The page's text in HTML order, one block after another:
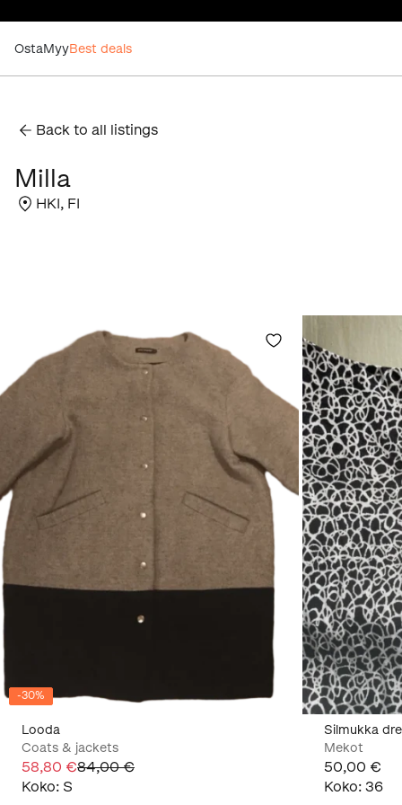
OstaMyyBest deals
Back to all listings
Milla
HKI, FI
-30%
Looda
Coats & jackets
58,80 €84,00 €
Koko: S
Silmukka
Mekot
50,00 €
Koko: 36